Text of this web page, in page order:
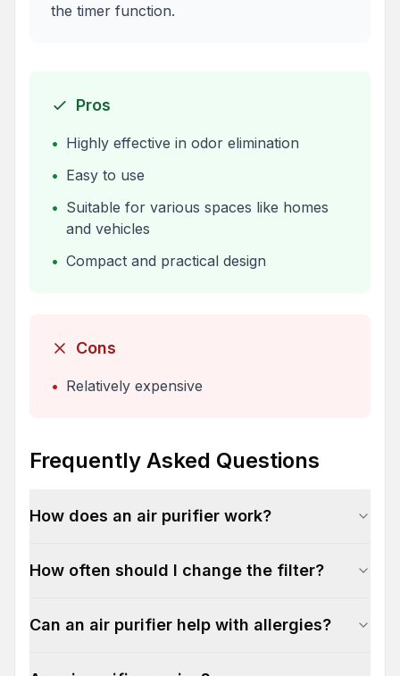
the timer function.
Pros
• Highly effective in odor elimination
• Easy to use
• Suitable for various spaces like homes
and vehicles
• Compact and practical design
Cons
• Relatively expensive
Frequently Asked Questions
How does an air purifier work?
How often should I change the filter?
Can an air purifier help with allergies?